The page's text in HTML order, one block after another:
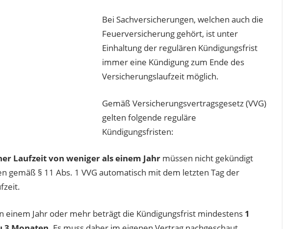
Bei Sachversicherungen, welchen auch die
Feuerversicherung gehört, ist unter
Einhaltung der regulären Kündigungsfrist
immer eine Kündigung zum Ende des
Versicherungslaufzeit möglich.
Gemäß Versicherungsvertragsgesetz (VVG)
gelten folgende reguläre
Kündigungsfristen:
Laufzeit von weniger als einem Jahrmüssen nicht gekündigt
gemäß § 11 Abs. 1 VVG automatisch mit dem letzten Tag der
einem Jahr oder mehr beträgt die Kündigungsfrist mindestens 1